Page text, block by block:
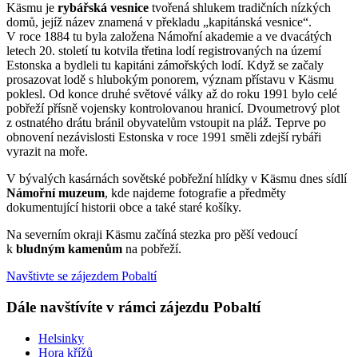
Käsmu je rybářská vesnice tvořená shlukem tradičních nízkých
domů, jejíž název znamená v překladu „kapitánská vesnice“.
V roce 1884 tu byla založena Námořní akademie a ve dvacátých
letech 20. století tu kotvila třetina lodí registrovaných na území
Estonska a bydleli tu kapitáni zámořských lodí. Když se začaly
prosazovat lodě s hlubokým ponorem, význam přístavu v Käsmu
poklesl. Od konce druhé světové války až do roku 1991 bylo celé
pobřeží přísně vojensky kontrolovanou hranicí. Dvoumetrový plot
z ostnatého drátu bránil obyvatelům vstoupit na pláž. Teprve po
obnovení nezávislosti Estonska v roce 1991 směli zdejší rybáři
vyrazit na moře.
V bývalých kasárnách sovětské pobřežní hlídky v Käsmu dnes sídlí
Námořní muzeum, kde najdeme fotografie a předměty
dokumentující historii obce a také staré košíky.
Na severním okraji Käsmu začíná stezka pro pěší vedoucí
k bludným kamenům na pobřeží.
Navštivte se zájezdem Pobaltí
Dále navštívíte v rámci zájezdu Pobaltí
Helsinky
Hora křížů